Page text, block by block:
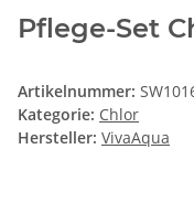
Pflege-Set
Artikelnummer:
Kategorie: Chlor
Hersteller: VivaAqua